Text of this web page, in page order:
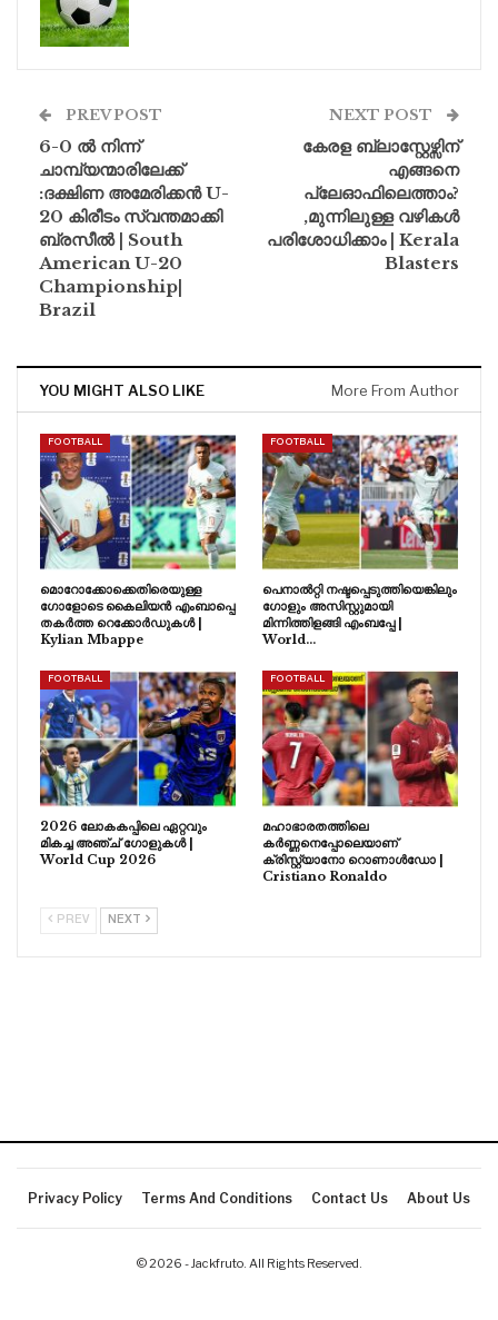
PREV POST
6-0 ൽ നിന്ന്
ചാമ്പ്യന്മാരിലേക്ക്
:ദക്ഷിണ അമേരിക്കൻ U-
20 കിരീടം സ്വന്തമാക്കി
ബ്രസീൽ | South
American U-20
Championship|
Brazil
NEXT POST
കേരള ബ്ലാസ്റ്റേഴ്സിന്
എങ്ങനെ
പ്ലേഓഫിലെത്താം?
,മുന്നിലുള്ള വഴികൾ
പരിശോധിക്കാം | Kerala
Blasters
YOU MIGHT ALSO LIKE More From Author
FOOTBALL
മൊറോക്കോക്കെതിരെയുള്ള
ഗോളോടെ കൈലിയൻ എംബാപ്പെ
തകർത്ത റെക്കോർഡുകൾ |
Kylian Mbappe
FOOTBALL
പെനാൽറ്റി നഷ്ടപ്പെടുത്തിയെങ്കിലും
ഗോളും അസിസ്റ്റുമായി
മിന്നിത്തിളങ്ങി എംബപ്പേ |
World…
FOOTBALL
2026 ലോകകപ്പിലെ ഏറ്റവും
മികച്ച അഞ്ച് ഗോളുകൾ |
World Cup 2026
FOOTBALL
മഹാഭാരതത്തിലെ
കർണ്ണനെപ്പോലെയാണ്
ക്രിസ്റ്റ്യാനോ റൊണാൾഡോ |
Cristiano Ronaldo
PREV NEXT
Privacy Policy Terms And Conditions Contact Us About Us
© 2026 - Jackfruto. All Rights Reserved.